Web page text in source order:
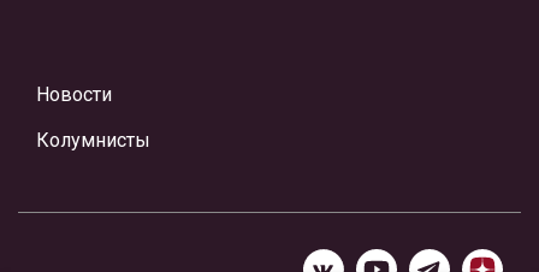
Новости
Колумнисты